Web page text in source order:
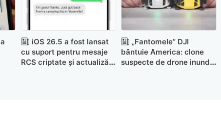
iOS 26.5 a fost lansat
cu suport pentru mesaje
RCS criptate și actualizări
„Fantomele” DJI
bântuie America: clone
suspecte de drone inundă